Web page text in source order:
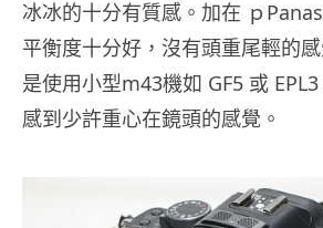
冰冰的十分有質感。加在 ｐ
平衡度十分好，沒有頭重尾輕的
是使用小型m43機如 GF5 或
感到少許重心在鏡頭的感覺。